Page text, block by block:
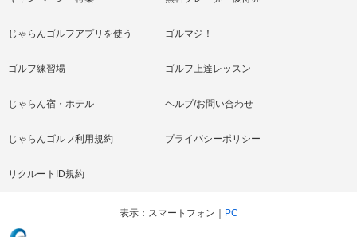
じゃらんゴルフアプリを使う ゴルマジ！
ゴルフ練習場 ゴルフ上達レッスン
じゃらん宿・ホテル ヘルプ/お問い合わせ
じゃらんゴルフ利用規約 プライバシーポリシー
リクルートID規約
表示 スマートフォン PC